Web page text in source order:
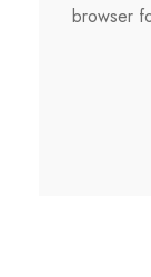
browser